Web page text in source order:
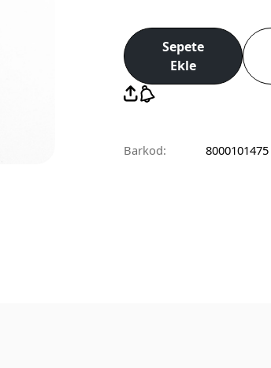
Sepete
Ekle
Barkod: 8000101475